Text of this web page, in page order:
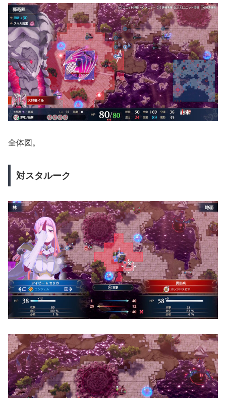
全体図。
対スタルーク